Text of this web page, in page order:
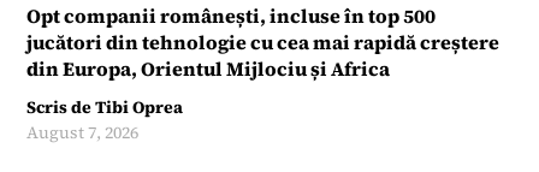
Opt companii românești, incluse în top 500
jucători din tehnologie cu cea mai rapidă creștere
din Europa, Orientul Mijlociu și Africa
Scris deTibi Oprea
August 7, 2026